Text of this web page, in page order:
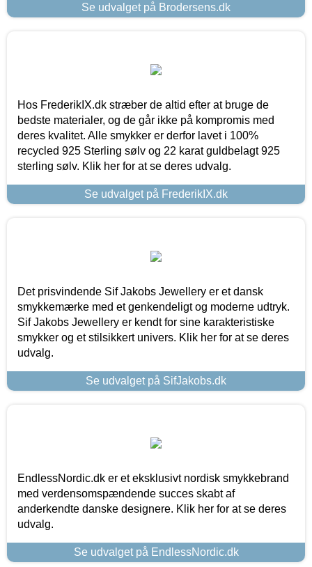
Se udvalget på Brodersens.dk
Hos FrederikIX.dk stræber de altid efter at bruge de
bedste materialer, og de går ikke på kompromis med
deres kvalitet. Alle smykker er derfor lavet i 100%
recycled 925 Sterling sølv og 22 karat guldbelagt 925
sterling sølv. Klik her for at se deres udvalg.
Se udvalget på FrederikIX.dk
Det prisvindende Sif Jakobs Jewellery er et dansk
smykkemærke med et genkendeligt og moderne udtryk.
Sif Jakobs Jewellery er kendt for sine karakteristiske
smykker og et stilsikkert univers. Klik her for at se deres
udvalg.
Se udvalget på SifJakobs.dk
EndlessNordic.dk er et eksklusivt nordisk smykkebrand
med verdensomspændende succes skabt af
anderkendte danske designere. Klik her for at se deres
udvalg.
Se udvalget på EndlessNordic.dk